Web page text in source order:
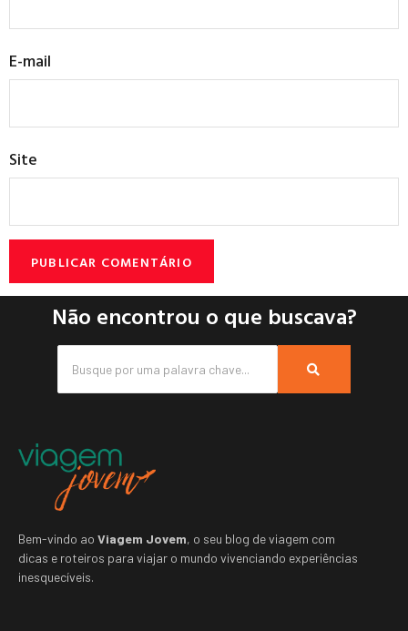
E-mail
Site
Não encontrou o que buscava?
Bem-vindo ao Viagem Jovem, o seu blog de viagem com
dicas e roteiros para viajar o mundo vivenciando experiências
inesquecíveis.